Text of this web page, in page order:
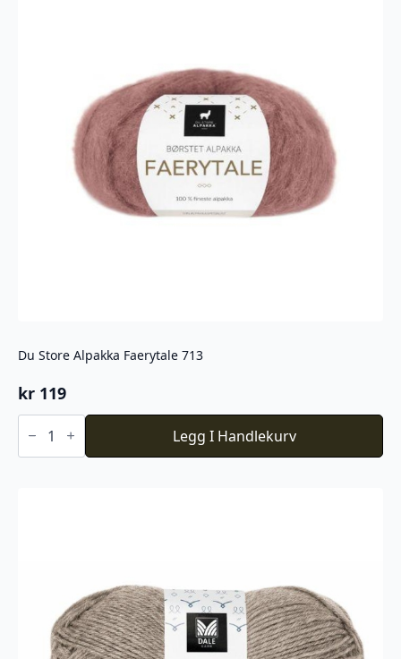
Du Store Alpakka Faerytale 713
kr 119
Du
Store
Faerytale
Legg I Handlekurv